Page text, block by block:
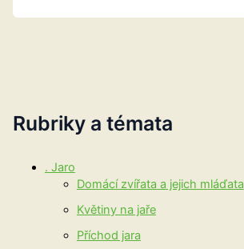
Rubriky a témata
. Jaro
Domácí zvířata a jejich mláďata
Květiny na jaře
Příchod jara
Neználkovy